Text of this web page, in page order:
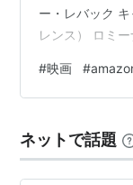
ー・レバック
レンス） ロミ
ズ・ホワイト（
友達） 上映時
きがいの高校生
合えない彼の願
#映画 #
ネットで話題